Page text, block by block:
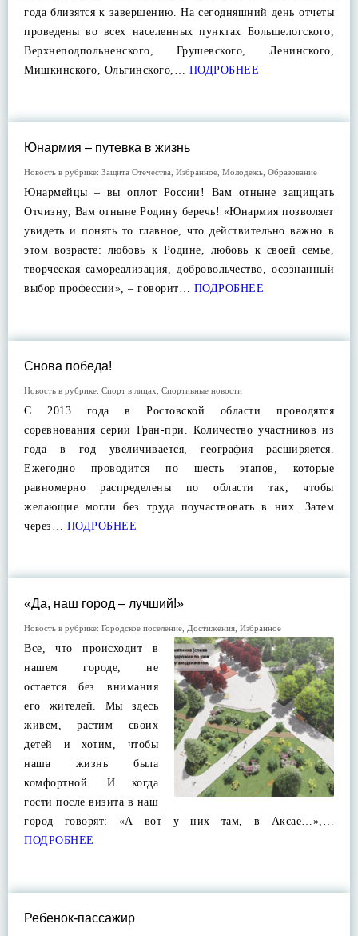
года близятся к завершению. На сегодняшний день отчеты
проведены во всех населенных пунктах Большелогского,
Верхнеподпольненского, Грушевского, Ленинского,
Мишкинского, Ольгинского,… ПОДРОБНЕЕ
Юнармия – путевка в жизнь
Новость в рубрике: Защита Отечества Избранное Молодежь Образование
Юнармейцы – вы оплот России! Вам отныне защищать
Отчизну, Вам отныне Родину беречь! «Юнармия позволяет
увидеть и понять то главное, что действительно важно в
этом возрасте: любовь к Родине, любовь к своей семье,
творческая самореализация, добровольчество, осознанный
выбор профессии», – говорит… ПОДРОБНЕЕ
Снова победа!
Новость в рубрике: Спорт в лицах Спортивные новости
С 2013 года в Ростовской области проводятся
соревнования серии Гран-при. Количество участников из
года в год увеличивается, география расширяется.
Ежегодно проводится по шесть этапов, которые
равномерно распределены по области так, чтобы
желающие могли без труда поучаствовать в них. Затем
через… ПОДРОБНЕЕ
«Да, наш город – лучший!»
Новость в рубрике: Городское поселение Достижения Избранное
Все, что происходит в
нашем городе, не
остается без внимания
его жителей. Мы здесь
живем, растим своих
детей и хотим, чтобы
наша жизнь была
комфортной. И когда
гости после визита в наш
город говорят: «А вот у них там, в Аксае…»,…
ПОДРОБНЕЕ
Ребенок-пассажир